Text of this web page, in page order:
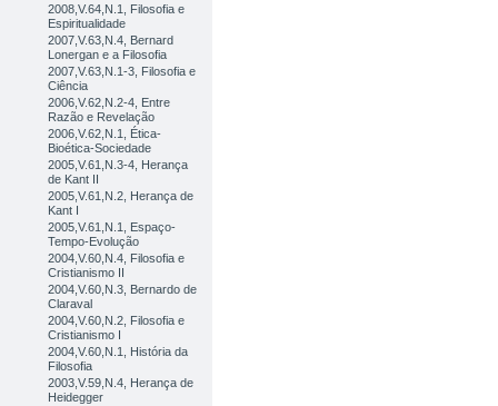
2008,V.64,N.1, Filosofia e
Espiritualidade
2007,V.63,N.4, Bernard
Lonergan e a Filosofia
2007,V.63,N.1-3, Filosofia e
Ciência
2006,V.62,N.2-4, Entre
Razão e Revelação
2006,V.62,N.1, Ética-
Bioética-Sociedade
2005,V.61,N.3-4, Herança
de Kant II
2005,V.61,N.2, Herança de
Kant I
2005,V.61,N.1, Espaço-
Tempo-Evolução
2004,V.60,N.4, Filosofia e
Cristianismo II
2004,V.60,N.3, Bernardo de
Claraval
2004,V.60,N.2, Filosofia e
Cristianismo I
2004,V.60,N.1, História da
Filosofia
2003,V.59,N.4, Herança de
Heidegger